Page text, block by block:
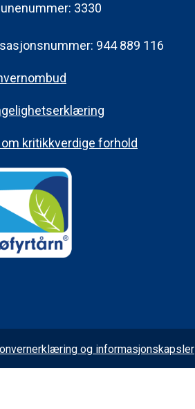
3330
944 889 116
kritikkverdige forhold
og informasjonskapsler